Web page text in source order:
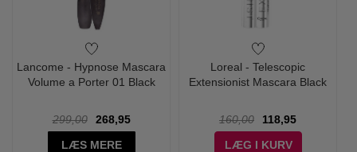
Lancome - Hypnose Mascara
Volume a Porter 01 Black
299,00
268,95
LÆS MERE
Loreal - Telescopic
Extensionist Mascara Black
160,00
118,95
LÆG I KURV